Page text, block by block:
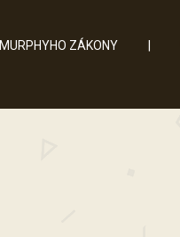
MURPHYHO ZÁKONY